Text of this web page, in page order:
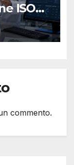
ISO
commento.